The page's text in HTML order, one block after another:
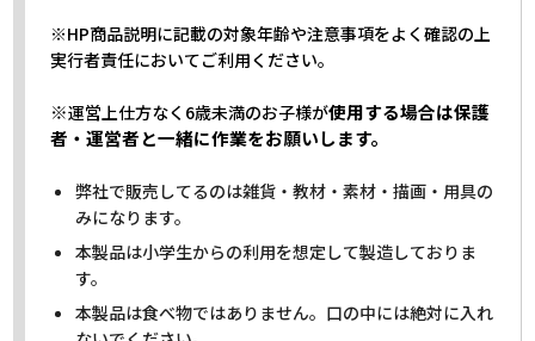
※HP商品説明に記載の対象年齢や注意事項をよく確認の上
実行者責任においてご利用ください。
※運営上仕方なく6歳未満のお子様が使用する場合は保護
者・運営者と一緒に作業をお願いします。
弊社で販売してるのは雑貨・教材・素材・描画・用具の
みになります。
本製品は小学生からの利用を想定して製造しておりま
す。
本製品は食べ物ではありません。口の中には絶対に入れ